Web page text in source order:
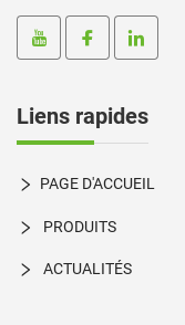
Liens rapides
PAGE D'ACCUEIL
PRODUITS
ACTUALITÉS